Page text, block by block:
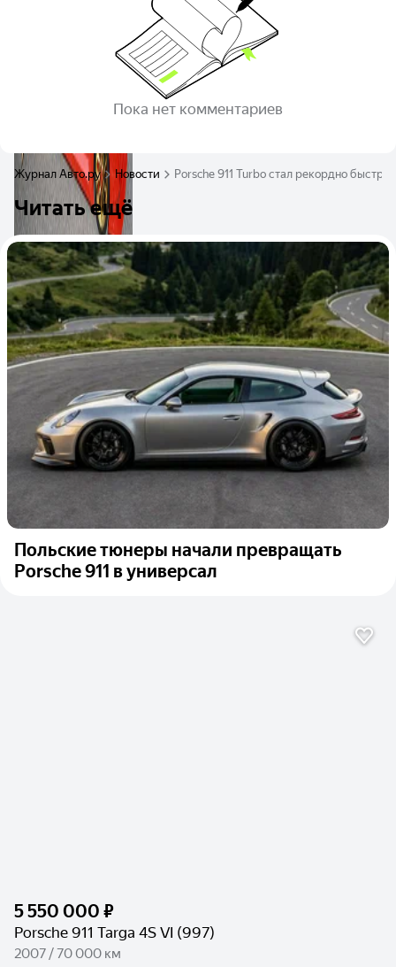
Пока нет комментариев
Журнал Авто.ру Новости Porsche 911 Turbo стал рекордно
Читать ещё
Польские тюнеры начали превращать
Porsche 911 в универсал
5 550 000 ₽
Porsche 911 Targa 4S VI (997)
2007 / 70 000 км